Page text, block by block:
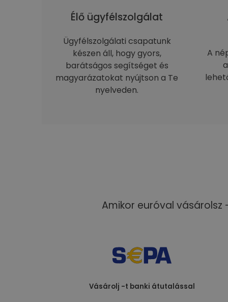
Élő ügyfélszolgálat
Ügyfélszolgálati csapatunk
készen áll, hogy gyors,
barátságos segítséget és
magyarázatokat nyújtson a Te
nyelveden.
A
Amikor euróval
Vásárolj -t banki átutalással